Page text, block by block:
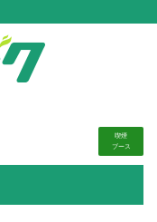
喫煙
ブース